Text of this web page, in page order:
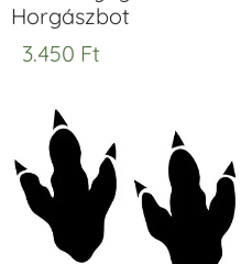
Horgászbot
3.450 Ft